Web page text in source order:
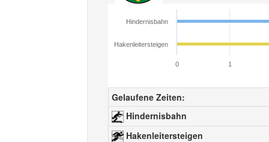
Hindernisbahn
Hakenleitersteigen
0 1
Gelaufene Zeiten:
Hindernisbahn
Hakenleitersteigen